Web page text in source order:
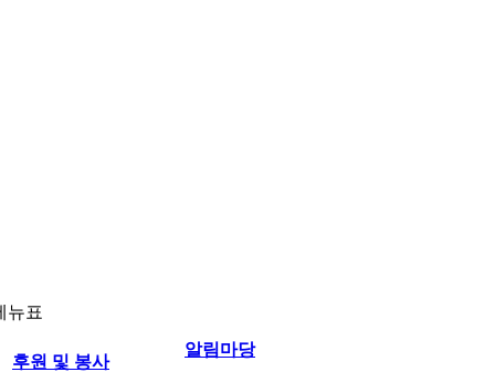
뉴표
후원 및 봉사
알림마당